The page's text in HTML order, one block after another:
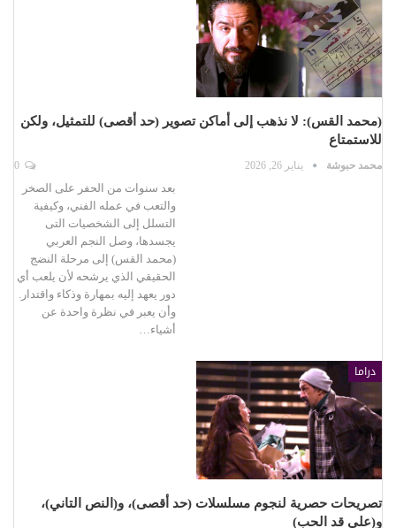
(محمد القس): لا نذهب إلى أماكن تصوير (حد أقصى) للتمثيل، ولكن
للاستمتاع
محمد حبوشة يناير 26, 2026
بعد سنوات من الحفر على الصخر
والتعب في عمله الفني، وكيفية
التسلل إلى الشخصيات التى
يجسدها، وصل النجم العربي
(محمد القس) إلى مرحلة النضج
الحقيقي الذي يرشحه لأن يلعب أي
دور يعهد إليه بمهارة وذكاء واقتدار.
وأن يعبر في نظرة واحدة عن
أشياء…
دراما
تصريحات حصرية لنجوم مسلسلات (حد أقصى)، و(النص التاني)،
و(على قد الحب)